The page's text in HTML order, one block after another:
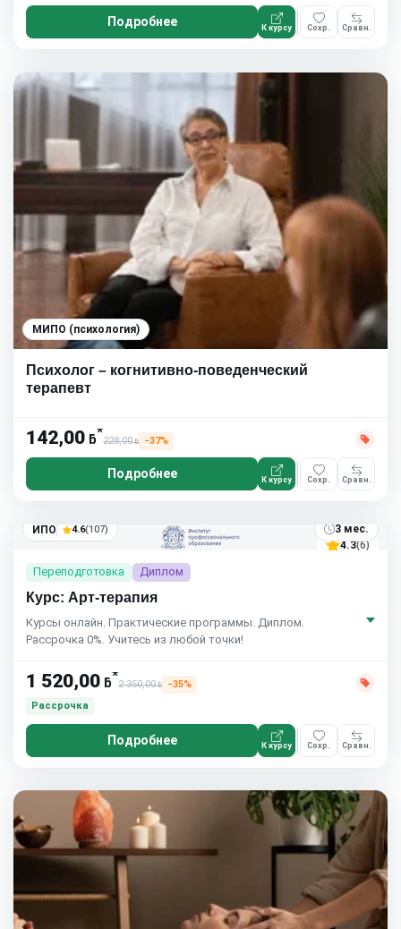
Подробнее К курсу Сохр. Сравн.
МИПО (психология)
Психолог – когнитивно-поведенческий
терапевт
142,00 ƃ*
228,00ƃ −37%
Подробнее К курсу Сохр. Сравн.
4.3(6)
ИПО 4.6(107) 3 мес.
Переподготовка Диплом
Курс: Арт-терапия
Курсы онлайн. Практические программы. Диплом.
Рассрочка 0%. Учитесь из любой точки!
1 520,00 ƃ*
2 350,00ƃ
−35%
Рассрочка
Подробнее К курсу Сохр. Сравн.